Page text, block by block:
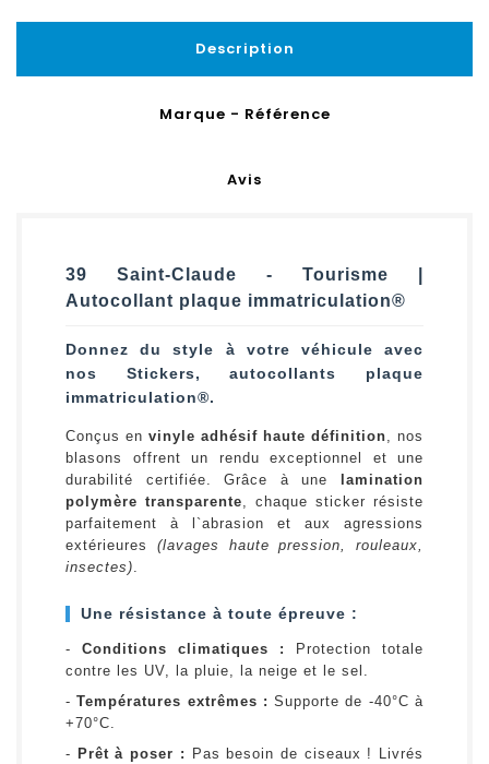
Description
Marque - Référence
Avis
39 Saint-Claude - Tourisme |
Autocollant plaque immatriculation®
Donnez du style à votre véhicule avec
nos Stickers, autocollants plaque
immatriculation®.
Conçus en vinyle adhésif haute définition, nos
blasons offrent un rendu exceptionnel et une
durabilité certifiée. Grâce à une
lamination
polymère transparente, chaque sticker résiste
parfaitement à l`abrasion et aux agressions
extérieures (lavages haute pression, rouleaux,
insectes).
Une résistance à toute épreuve :
- Conditions climatiques :
Protection totale
contre les UV, la pluie, la neige et le sel.
-Températures extrêmes : Supporte de -40°C à
+70°C.
- Prêt à poser :
Pas besoin de ciseaux ! Livrés